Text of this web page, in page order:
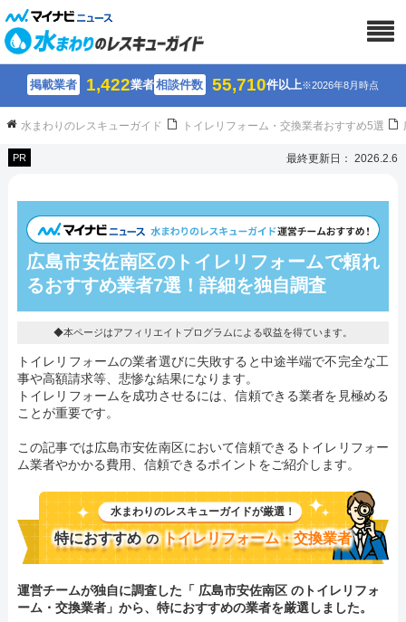
掲載業者 1,422業者相談件数 55,710件以上※2026年8月時点
水まわりのレスキューガイド トイレリフォーム・交換業者おすすめ5選
PR 最終更新日： 2026.2.6
広島市安佐南区のトイレリフォームで頼れ
るおすすめ業者7選！詳細を独自調査
◆本ページはアフィリエイトプログラムによる収益を得ています。
トイレリフォームの業者選びに失敗すると中途半端で不完全な工
事や高額請求等、悲惨な結果になります。
トイレリフォームを成功させるには、信頼できる業者を見極める
ことが重要です。
この記事では広島市安佐南区において信頼できるトイレリフォー
ム業者やかかる費用、信頼できるポイントをご紹介します。
水まわりのレスキューガイドが厳選！
特におすすめ の トイレリフォーム・交換業者
運営チームが独自に調査した「 広島市安佐南区 のトイレリフォ
ーム・交換業者」から、特におすすめの業者を厳選しました。